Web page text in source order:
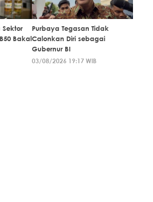
Sektor
Bakal
Purbaya Tegasan Tidak
Calonkan Diri sebagai
Gubernur BI
03/08/2026 19:17 WIB